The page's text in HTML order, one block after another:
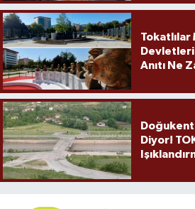
Anıtı Ne
Diyor!